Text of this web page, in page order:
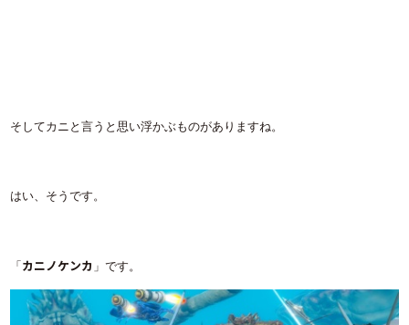
そしてカニと言うと思い浮かぶものがありますね。
はい、そうです。
「 カニノケンカ 」です。